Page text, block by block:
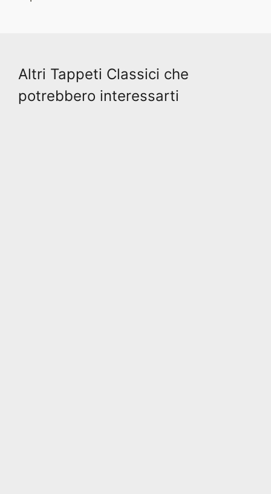
Altri Tappeti Classici che
potrebbero interessarti